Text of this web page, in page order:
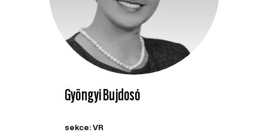
Gyöngyi Bujdosó
sekce: VR